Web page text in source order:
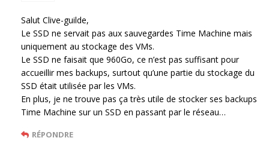
Salut Clive-guilde,
Le SSD ne servait pas aux sauvegardes Time Machine mais
uniquement au stockage des VMs.
Le SSD ne faisait que 960Go, ce n’est pas suffisant pour
accueillir mes backups, surtout qu’une partie du stockage du
SSD était utilisée par les VMs.
En plus, je ne trouve pas ça très utile de stocker ses backups
Time Machine sur un SSD en passant par le réseau…
RÉPONDRE